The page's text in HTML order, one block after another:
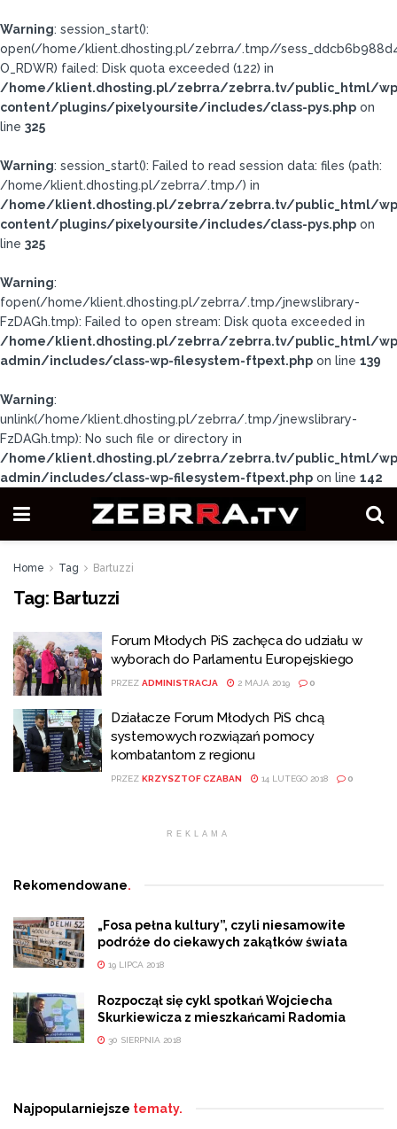
Warning: session_start():
open(/home/klient.dhosting.pl/zebrra/.tmp//
O_RDWR) failed: Disk quota exceeded (122) in
/home/klient.dhosting.pl/zebrra/zebrra.tv/public_html/
content/plugins/pixelyoursite/includes/class-pys.php on
line 325
Warning: session_start(): Failed to read session data: files (path:
/home/klient.dhosting.pl/zebrra/.tmp/) in
/home/klient.dhosting.pl/zebrra/zebrra.tv/public_html/
content/plugins/pixelyoursite/includes/class-pys.php on
line 325
Warning:
fopen(/home/klient.dhosting.pl/zebrra/.tmp/jnewslibrary-
FzDAGh.tmp): Failed to open stream: Disk quota exceeded in
/home/klient.dhosting.pl/zebrra/zebrra.tv/public_html/
admin/includes/class-wp-filesystem-ftpext.php on line 139
Warning:
unlink(/home/klient.dhosting.pl/zebrra/.tmp/jnewslibrary-
FzDAGh.tmp): No such file or directory in
/home/klient.dhosting.pl/zebrra/zebrra.tv/public_html/
admin/includes/class-wp-filesystem-ftpext.php on line 142
Home Tag Bartuzzi
Tag: Bartuzzi
Forum Młodych PiS zachęca do udziału w
wyborach do Parlamentu Europejskiego
PRZEZ ADMINISTRACJA 2 MAJA 2019 0
Działacze Forum Młodych PiS chcą
systemowych rozwiązań pomocy
kombatantom z regionu
PRZEZ KRZYSZTOF CZABAN 14 LUTEGO 2018 0
REKLAMA
Rekomendowane.
„Fosa pełna kultury”, czyli niesamowite
podróże do ciekawych zakątków świata
19 LIPCA 2018
Rozpoczął się cykl spotkań Wojciecha
Skurkiewicza z mieszkańcami Radomia
30 SIERPNIA 2018
Najpopularniejsze tematy.